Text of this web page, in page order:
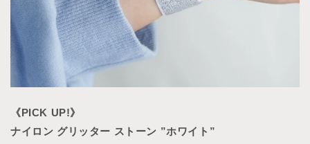
《PICK UP!》
ナイロン グリッター ストーン ”ホワイト”